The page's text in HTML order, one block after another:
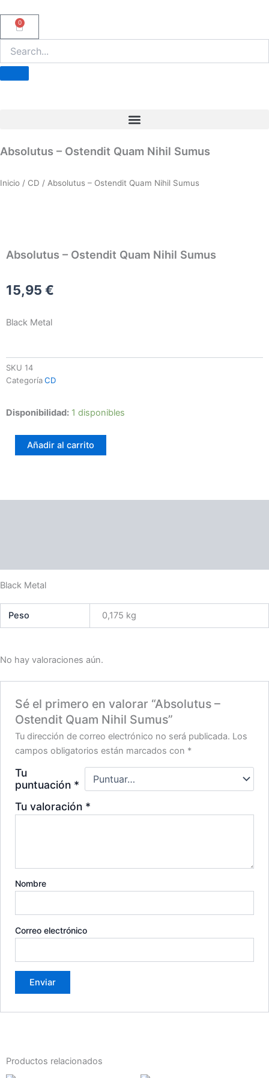
0
Carrito
Absolutus – Ostendit Quam Nihil Sumus
Inicio / CD / Absolutus – Ostendit Quam Nihil Sumus
Absolutus – Ostendit Quam Nihil Sumus
15,95 €
Black Metal
SKU 14
CategoríaCD
Disponibilidad: 1 disponibles
Absolutus
Ostendit
Quam
Nihil
Añadir al carrito
Black Metal
Peso 0,175 kg
No hay valoraciones aún.
Sé el primero en valorar “Absolutus –
Ostendit Quam Nihil Sumus”
Tu dirección de correo electrónico no será publicada. Los
campos obligatorios están marcados con *
Tu
puntuación *
Tu valoración *
Nombre
Correo electrónico
Productos relacionados